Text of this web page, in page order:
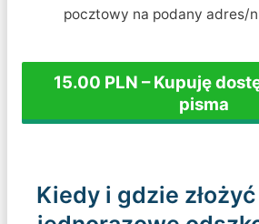
pocztowy na podany adres/
15.00 PLN – Kupuję
pisma
Kiedy i gdzie